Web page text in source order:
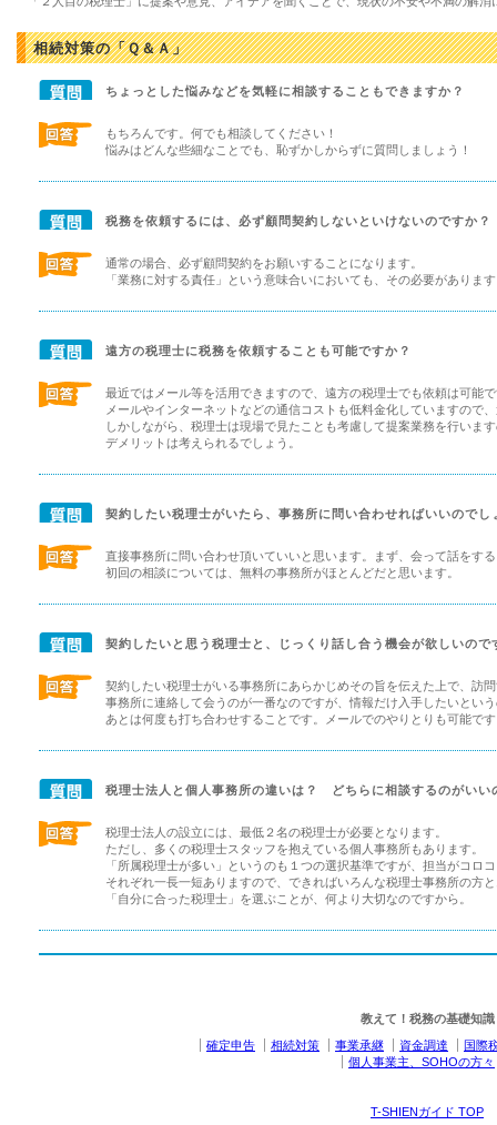
相続対策の「Ｑ＆Ａ」
ちょっとした悩みなどを気軽に相談することもできますか？
もちろんです。何でも相談してください！
悩みはどんな些細なことでも、恥ずかしからずに質問しましょう！
税務を依頼するには、必ず顧問契約しないといけないのですか？
通常の場合、必ず顧問契約をお願いすることになります。
「業務に対する責任」という意味合いにおいても、その必要がありま
遠方の税理士に税務を依頼することも可能ですか？
最近ではメール等を活用できますので、遠方の税理士でも依頼は可能
メールやインターネットなどの通信コストも低料金化していますので
しかしながら、税理士は現場で見たことも考慮して提案業務を行いま
デメリットは考えられるでしょう。
契約したい税理士がいたら、事務所に問い合わせればいいのでし
直接事務所に問い合わせ頂いていいと思います。まず、会って話をす
初回の相談については、無料の事務所がほとんどだと思います。
契約したいと思う税理士と、じっくり話し合う機会が欲しいの
契約したい税理士がいる事務所にあらかじめその旨を伝えた上で、訪
事務所に連絡して会うのが一番なのですが、情報だけ入手したいとい
あとは何度も打ち合わせすることです。メールでのやりとりも可能で
税理士法人と個人事務所の違いは？ どちらに相談するのがいい
税理士法人の設立には、最低２名の税理士が必要となります。
ただし、多くの税理士スタッフを抱えている個人事務所もあります。
「所属税理士が多い」というのも１つの選択基準ですが、担当がコロ
それぞれ一長一短ありますので、できればいろんな税理士事務所の方
「自分に合った税理士」を選ぶことが、何より大切なのですから。
教えて！税務の基礎知識
確定申告
相続対策 事業承継 資金調達
国際
個人事業主、SOHOの方々
T-SHIENガイド TOP